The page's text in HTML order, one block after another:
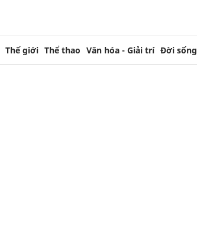
Thế giới Thể thao Văn hóa - Giải trí Đời sống